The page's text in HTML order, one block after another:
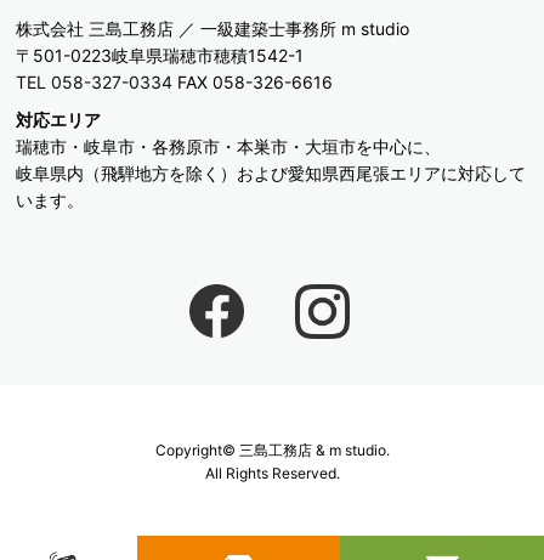
株式会社 三島工務店 ／ 一級建築士事務所 m studio
〒501-0223岐阜県瑞穂市穂積1542-1
TEL 058-327-0334 FAX 058-326-6616
対応エリア
瑞穂市・岐阜市・各務原市・本巣市・大垣市を中心に、
岐阜県内（飛騨地方を除く）および愛知県西尾張エリアに対応して
います。
Copyright© 三島工務店 & m studio.
All Rights Reserved.